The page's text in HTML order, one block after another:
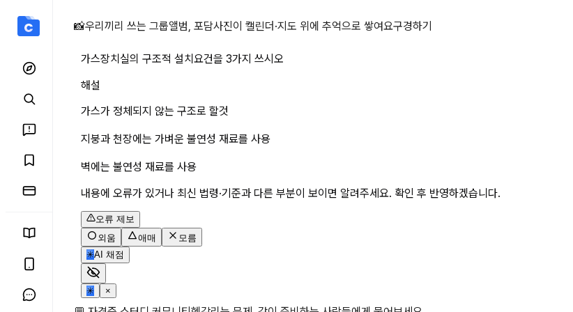
가스장치실의 구조적 설치요건을 3가지 쓰시오 상세 페이지
📸우리끼리 쓰는 그룹앨범, 포담사진이 캘린더·지도 위에 추억으로 쌓여요구경하기
가스장치실의 구조적 설치요건을 3가지 쓰시오
해설
가스가 정체되지 않는 구조로 할것
지붕과 천장에는 가벼운 불연성 재료를 사용
벽에는 불연성 재료를 사용
내용에 오류가 있거나 최신 법령·기준과 다른 부분이 보이면 알려주세요. 확인 후 반영하겠습니다.
오류 제보
외움
애매
모름
✳AI 채점
✳ ×